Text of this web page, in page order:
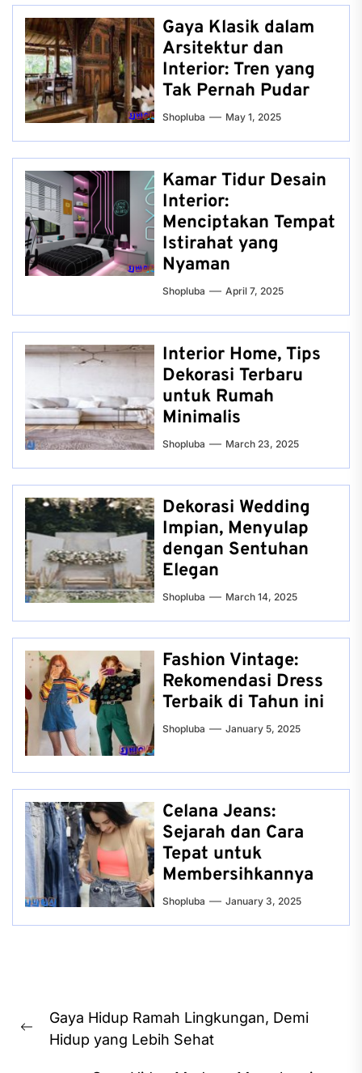
Gaya Klasik dalam
Arsitektur dan
Interior: Tren yang
Tak Pernah Pudar
Shopluba May 1, 2025
Kamar Tidur Desain
Interior:
Menciptakan Tempat
Istirahat yang
Nyaman
Shopluba April 7, 2025
Interior Home, Tips
Dekorasi Terbaru
untuk Rumah
Minimalis
Shopluba March 23, 2025
Dekorasi Wedding
Impian, Menyulap
dengan Sentuhan
Elegan
Shopluba March 14, 2025
Fashion Vintage:
Rekomendasi Dress
Terbaik di Tahun ini
Shopluba January 5, 2025
Celana Jeans:
Sejarah dan Cara
Tepat untuk
Membersihkannya
Shopluba January 3, 2025
navigation
Previous
Gaya Hidup Ramah Lingkungan, Demi
Hidup yang Lebih Sehat